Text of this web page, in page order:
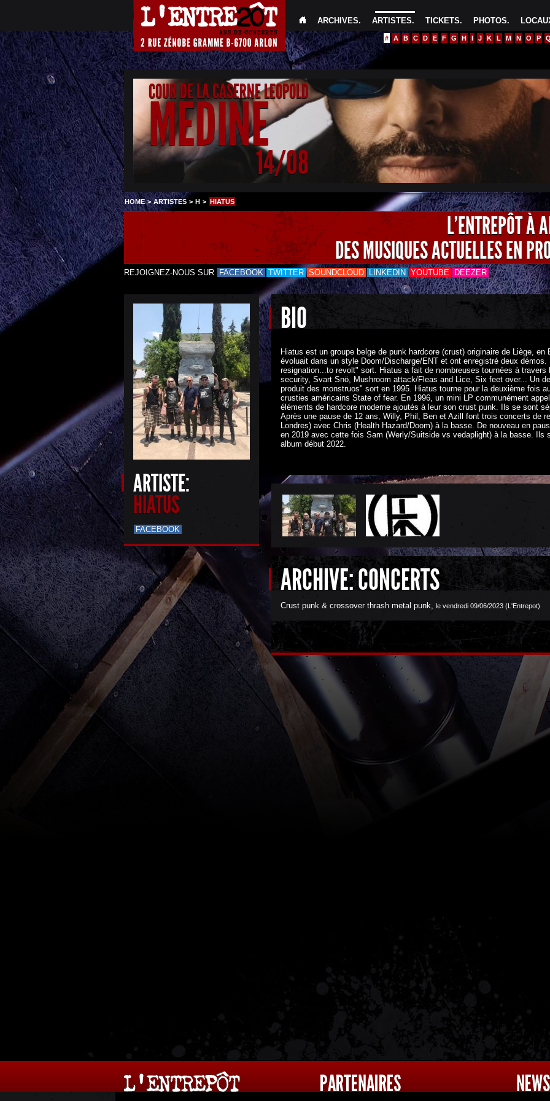
PHOTOS.
TICKETS.
ARTISTES.
ARCHIVES.
# A B C D E F G H I J K L M N O P
COUR DE LA CASERNE LEOPOLD
MEDINE
14/08
HOME>ARTISTES > H > HIATUS
L'ENTREPÔT À
DES MUSIQUES ACTUELLES EN
REJOIGNEZ-NOUS SUR FACEBOOK TWITTER SOUNDCLOUD LINKEDIN YOUTUBE DEEZER
ARTISTE:
HIATUS
FACEBOOK
BIO
Hiatus est un groupe belge de punk hardcore (crust) originaire de Liège,
évoluait dans un style Doom/Discharge/ENT et ont enregistré deux
resignation...to revolt" sort. Hiatus a fait de nombreuses tournées à
security, Svart Snö, Mushroom attack/Fleas and Lice, Six feet over... Un
produit des monstruos" sort en 1995. Hiatus tourne pour la deuxième fois
crusties américains State of fear. En 1996, un mini LP communément
éléments de hardcore moderne ajoutés à leur son crust punk. Ils se sont
Après une pause de 12 ans, Willy, Phil, Ben et Azill font trois concerts de
Londres) avec Chris (Health Hazard/Doom) à la basse. De nouveau en
en 2019 avec cette fois Sam (Werly/Suitside vs vedaplight) à la basse. Ils
album début 2022.
ARCHIVE: CONCERTS
Crust punk & crossover thrash metal punk, le vendredi 09/06/2023 (L'Entrepot)